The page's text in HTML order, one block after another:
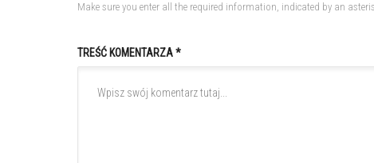
Make sure you enter all the required information, indicated by an
TREŚĆ KOMENTARZA *